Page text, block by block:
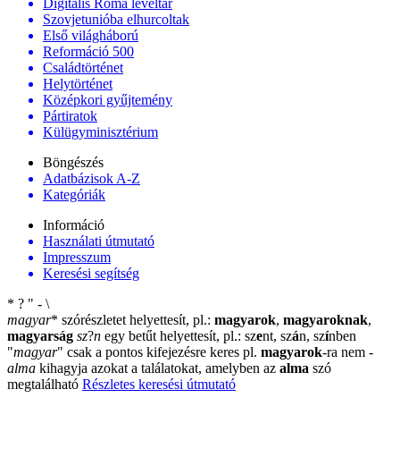
Digitális Roma levéltár
Szovjetunióba elhurcoltak
Első világháború
Reformáció 500
Családtörténet
Helytörténet
Középkori gyűjtemény
Pártiratok
Külügyminisztérium
Böngészés
Adatbázisok A-Z
Kategóriák
Információ
Használati útmutató
Impresszum
Keresési segítség
* ? " - \
magyar* szórészletet helyettesít, pl.: magyarok, magyaroknak,
magyarság sz?n egy betűt helyettesít, pl.: szent, szán, színben
"magyar" csak a pontos kifejezésre keres pl. magyarok-ra nem -
alma kihagyja azokat a találatokat, amelyben az alma szó
megtalálható Részletes keresési útmutató